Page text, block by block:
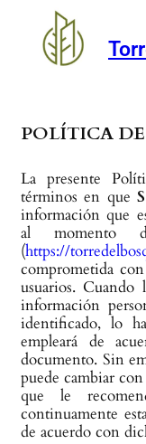
POLÍTICA
La presente
términos en que
información que
al momento
(https://
comprometida
usuarios. Cuando
información
identificado, lo
empleará de
documento. Sin
puede cambiar
que le
continuamente
de acuerdo con